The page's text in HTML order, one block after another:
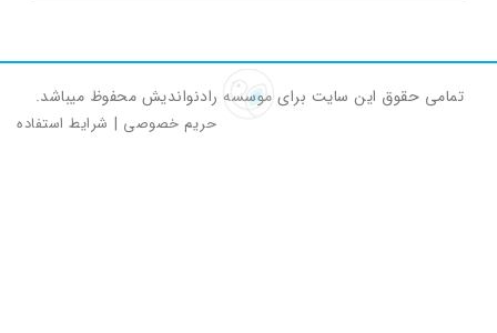
تمامی حقوق این سایت برای موسسه رادنواندیش محفوظ میباشد.
حریم خصوصی | شرایط استفاده